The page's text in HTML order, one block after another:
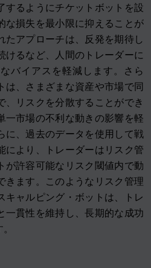
するようにチケットボットを設
な損失を最小限に抑えることが
たアプローチは、反発を期待し
けるなど、人間のトレーダーに
バイアスを軽減します。さら
は、さまざまな資産や市場で同
、リスクを分散することができ
一市場の不利な動きの影響を軽
に、過去のデータを使用して戦
により、トレーダーはリスク管
が許容可能なリスク閾値内で動
きます。このようなリスク管理
キャルピング・ボットは、トレ
一貫性を維持し、長期的な成功